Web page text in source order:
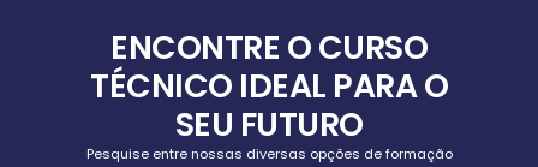
ENCONTRE O CURSO
TÉCNICO IDEAL PARA O
SEU FUTURO
Pesquise entre nossas diversas opções de formação